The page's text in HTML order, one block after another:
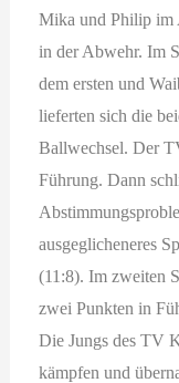
Mika und Philip im
in der Abwehr. Im
dem ersten und
lieferten sich die
Ballwechsel. Der
Führung. Dann
ausgeglicheneres
(11:8). Im zweiten
zwei Punkten in
Die Jungs des TV
kämpfen und